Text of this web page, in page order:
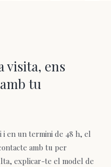
visita, ens
tu
i en un termini de 48 h, el
amb tu per
explicar-te el model de